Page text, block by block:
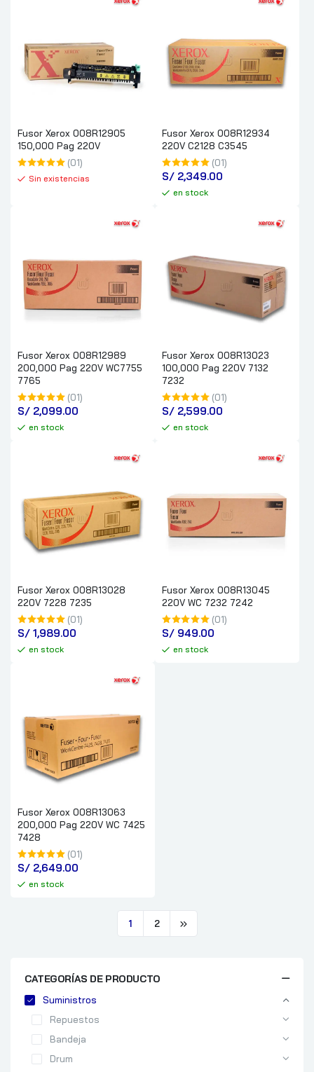
Fusor Xerox 008R12905
150,000 Pag 220V
(01)
Sin existencias
Fusor Xerox 008R12934
220V C2128 C3545
(01)
S/ 2,349.00
en stock
Fusor Xerox 008R12989
200,000 Pag 220V WC7755
7765
(01)
S/ 2,099.00
en stock
Fusor Xerox 008R13023
100,000 Pag 220V 7132
7232
(01)
S/ 2,599.00
en stock
Fusor Xerox 008R13028
220V 7228 7235
(01)
S/ 1,989.00
en stock
Fusor Xerox 008R13045
220V WC 7232 7242
(01)
S/ 949.00
en stock
Fusor Xerox 008R13063
200,000 Pag 220V WC 7425
7428
(01)
S/ 2,649.00
en stock
1 2
CATEGORÍAS DE PRODUCTO
Suministros
Repuestos
Bandeja
Drum